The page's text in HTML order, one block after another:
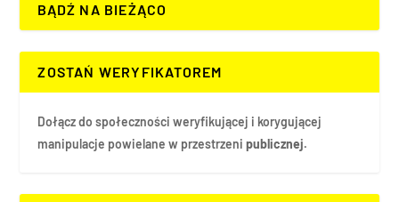
BĄDŹ NA BIEŻĄCO
ZOSTAŃ WERYFIKATOREM
Dołącz do społeczności weryfikującej i korygującej
manipulacje powielane w przestrzenipublicznej.